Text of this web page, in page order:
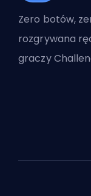
Zero botów,
rozgrywana
graczy